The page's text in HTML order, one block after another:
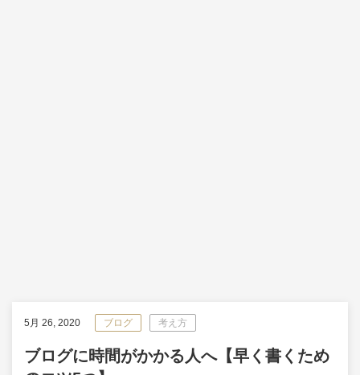
5月 26, 2020 ブログ 考え方
ブログに時間がかかる人へ【早く書くため